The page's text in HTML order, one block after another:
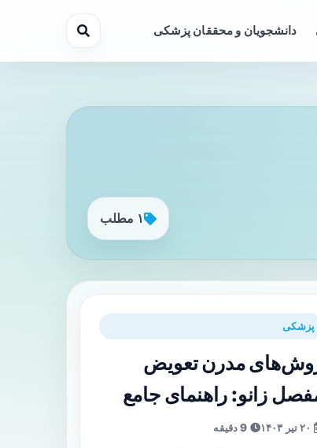
دانشجویان و محققان پزشکی
۱ مطلب
پزشکی
مدرن تعویض
زانو: راهنمای جامع